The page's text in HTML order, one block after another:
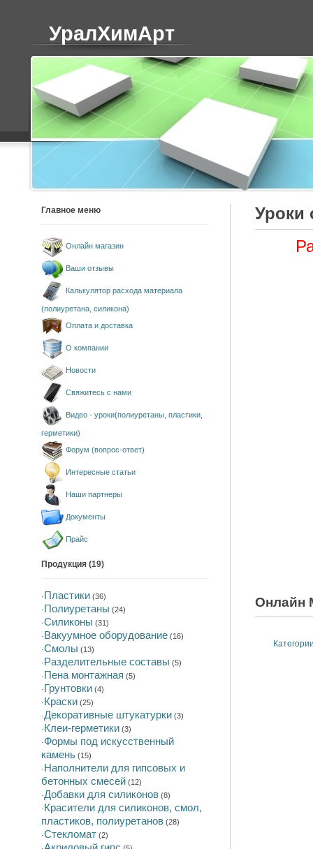
УралХимАрт
Уроки
Онлайн
Главное меню
Онлайн магазин
Ваши отзывы
Калькулятор расхода материала
(полиуретана, силикона)
Оплата и доставка
О компании
Новости
Свяжитесь с нами
Видео - уроки(полиуретаны, пластики,
герметики)
Форум (вопрос-ответ)
Интересные статьи
Наши партнеры
Документы
Прайс
Продукция (19)
·Пластики (36)
·Полиуретаны (24)
·Силиконы (31)
·Вакуумное оборудование (16)
·Смолы (13)
·Разделительные составы (5)
·Пена монтажная (5)
·Грунтовки (4)
·Краски (25)
·Декоративные штукатурки (3)
·Клеи-герметики (3)
·Формы под искусственный
камень (15)
·Наполнители для гипсовых и
бетонных смесей (12)
·Добавки для силиконов (8)
·Красители для силиконов, смол,
пластиков, полиуретанов (28)
·Стекломат (2)